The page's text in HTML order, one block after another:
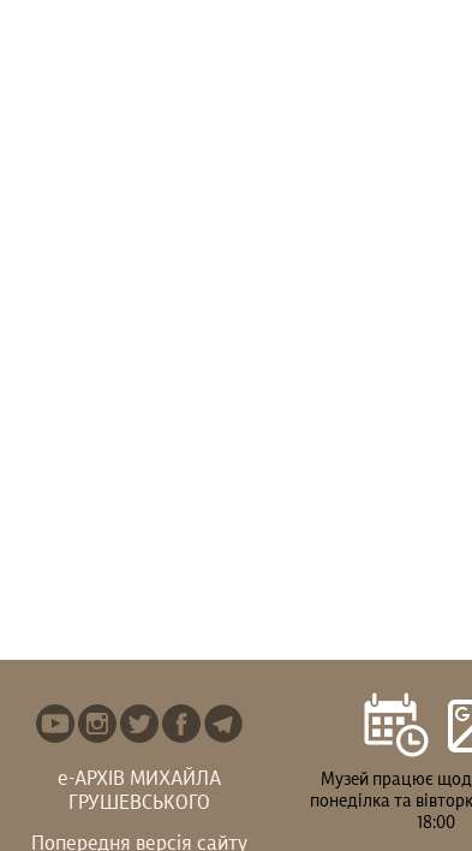
е-АРХІВ МИХАЙЛА
ГРУШЕВСЬКОГО
Попередня версія сайту
Музей працює
понеділка та
18:00